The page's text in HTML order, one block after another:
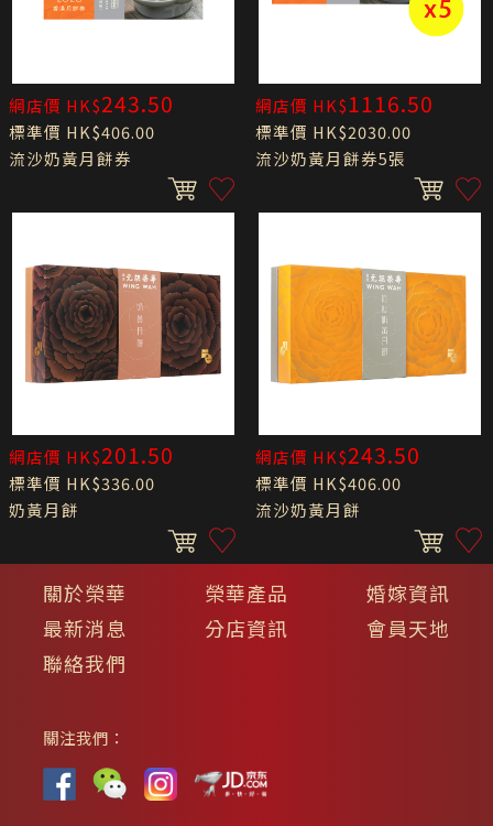
網店價 HK$243.50
標準價 HK$406.00
流沙奶黃月餅券
網店價 HK$1116.50
標準價 HK$2030.00
流沙奶黃月餅券5張
網店價 HK$201.50
標準價 HK$336.00
奶黃月餅
網店價 HK$243.50
標準價 HK$406.00
流沙奶黃月餅
關於榮華 榮華產品
婚嫁資訊
最新消息
分店資訊
會員天地
聯絡我們
關注我們：